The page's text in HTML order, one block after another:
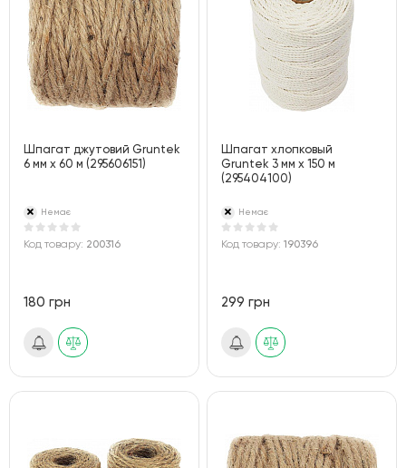
Шпагат джутовий Gruntek
6 мм х 60 м (295606151)
Немає
Код товару: 200316
180 грн
Шпагат хлопковый
Gruntek 3 мм х 150 м
(295404100)
Немає
Код товару:190396
299 грн